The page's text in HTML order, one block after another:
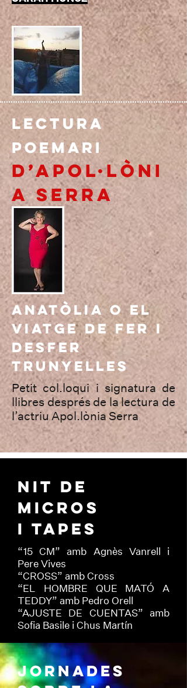
LECTURA
POEMARI
D’APOL·LÒNI
A SERRA
ANATÒLIA O EL
VIATGE DE FER I
DESFER
TRUNYELLES
Petit col.loqui i signatura de
llibres després de la lectura de
l’actriu Apol.lònia Serra
NIT DE
MICROS
I TAPES
“15 CM” amb Agnès Vanrell i
Pere Vives
“CROSS” amb Cross
“EL HOMBRE QUE MATÓ A
TEDDY” amb Pedro Orell
“AJUSTE DE CUENTAS” amb
Sofia Basile i Chus Martín
JORNADES